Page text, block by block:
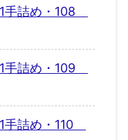
手詰め・108
手詰め・109
手詰め・110